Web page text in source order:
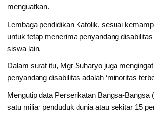
menguatkan.
Lembaga pendidikan Katolik, sesuai
untuk tetap menerima penyandang
siswa lain.
Dalam surat itu, Mgr Suharyo juga
penyandang disabilitas adalah ‘minoritas
Mengutip data Perserikatan Bangsa-Bangsa
satu miliar penduduk dunia atau sekitar 15